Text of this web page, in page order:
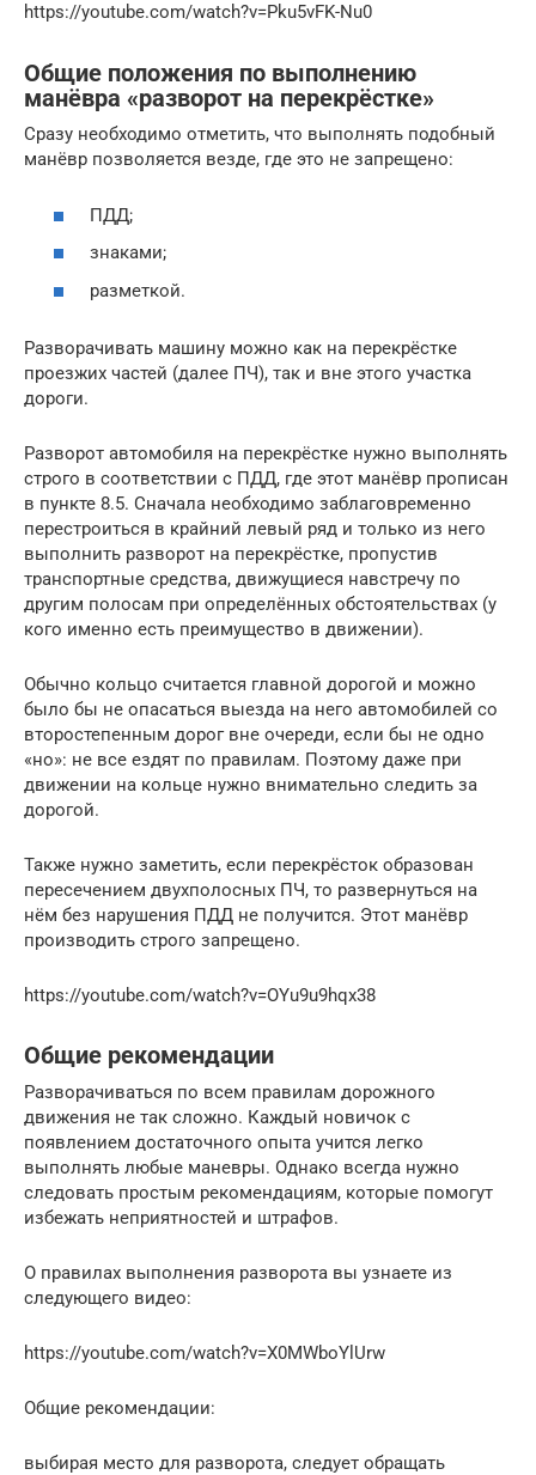
https://youtube.com/watch?v=Pku5vFK-Nu0
Общие положения по выполнению
манёвра «разворот на перекрёстке»
Сразу необходимо отметить, что выполнять подобный
манёвр позволяется везде, где это не запрещено:
ПДД;
знаками;
разметкой.
Разворачивать машину можно как на перекрёстке
проезжих частей (далее ПЧ), так и вне этого участка
дороги.
Разворот автомобиля на перекрёстке нужно выполнять
строго в соответствии с ПДД, где этот манёвр прописан
в пункте 8.5. Сначала необходимо заблаговременно
перестроиться в крайний левый ряд и только из него
выполнить разворот на перекрёстке, пропустив
транспортные средства, движущиеся навстречу по
другим полосам при определённых обстоятельствах (у
кого именно есть преимущество в движении).
Обычно кольцо считается главной дорогой и можно
было бы не опасаться выезда на него автомобилей со
второстепенным дорог вне очереди, если бы не одно
«но»: не все ездят по правилам. Поэтому даже при
движении на кольце нужно внимательно следить за
дорогой.
Также нужно заметить, если перекрёсток образован
пересечением двухполосных ПЧ, то развернуться на
нём без нарушения ПДД не получится. Этот манёвр
производить строго запрещено.
https://youtube.com/watch?v=OYu9u9hqx38
Общие рекомендации
Разворачиваться по всем правилам дорожного
движения не так сложно. Каждый новичок с
появлением достаточного опыта учится легко
выполнять любые маневры. Однако всегда нужно
следовать простым рекомендациям, которые помогут
избежать неприятностей и штрафов.
О правилах выполнения разворота вы узнаете из
следующего видео:
https://youtube.com/watch?v=X0MWboYlUrw
Общие рекомендации:
выбирая место для разворота, следует обращать